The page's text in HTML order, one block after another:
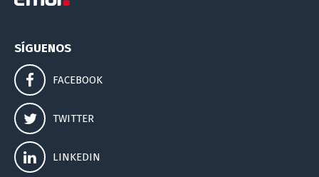
SÍGUENOS
FACEBOOK
TWITTER
LINKEDIN